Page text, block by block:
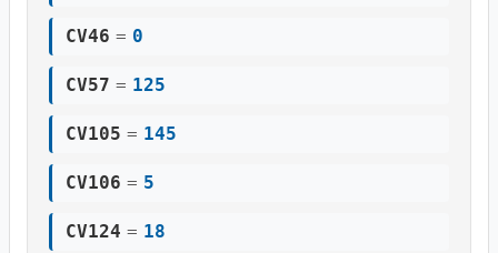
CV46 = 0
CV57 = 125
CV105 = 145
CV106 = 5
CV124 = 18